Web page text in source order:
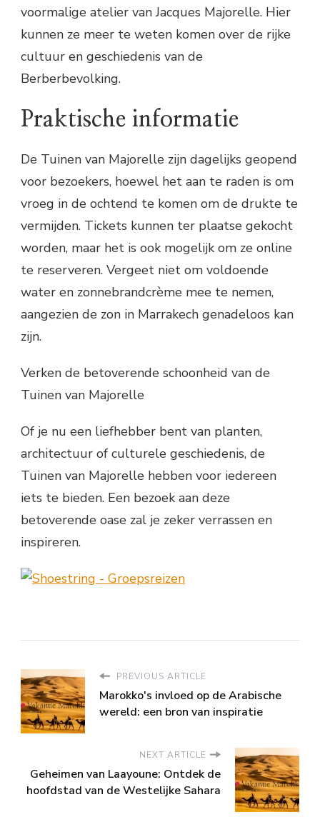
voormalige atelier van Jacques Majorelle. Hier
kunnen ze meer te weten komen over de rijke
cultuur en geschiedenis van de
Berberbevolking.
Praktische informatie
De Tuinen van Majorelle zijn dagelijks geopend
voor bezoekers, hoewel het aan te raden is om
vroeg in de ochtend te komen om de drukte te
vermijden. Tickets kunnen ter plaatse gekocht
worden, maar het is ook mogelijk om ze online
te reserveren. Vergeet niet om voldoende
water en zonnebrandcrème mee te nemen,
aangezien de zon in Marrakech genadeloos kan
zijn.
Verken de betoverende schoonheid van de
Tuinen van Majorelle
Of je nu een liefhebber bent van planten,
architectuur of culturele geschiedenis, de
Tuinen van Majorelle hebben voor iedereen
iets te bieden. Een bezoek aan deze
betoverende oase zal je zeker verrassen en
inspireren.
PREVIOUS ARTICLE
Marokko's invloed op de Arabische
wereld: een bron van inspiratie
NEXT ARTICLE
Geheimen van Laayoune: Ontdek de
hoofdstad van de Westelijke Sahara